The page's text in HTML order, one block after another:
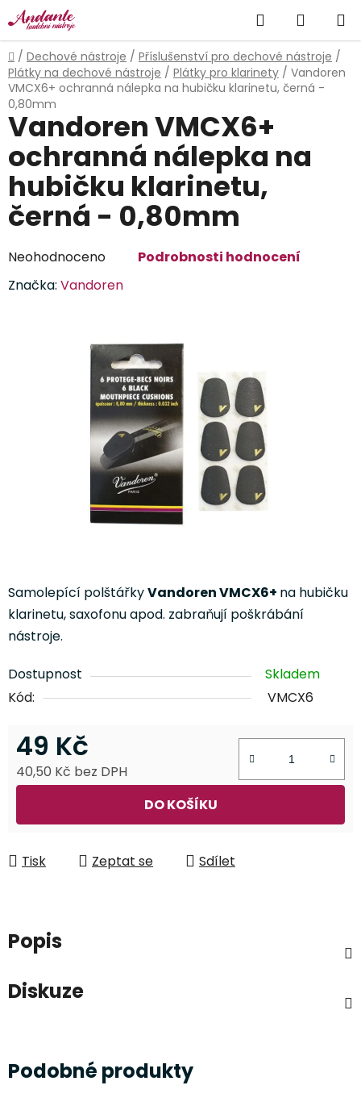
Přejít
na
obsah
Hledat
KOŠÍK
Domů
/ Dechové nástroje / Příslušenství pro dechové nástroje /
Plátky na dechové nástroje / Plátky pro klarinety / Vandoren
VMCX6+ ochranná nálepka na hubičku klarinetu, černá -
0,80mm
Samolepící polštářkyVandoren VMCX6+ na hubičku
klarinetu, saxofonu apod. zabraňují poškrábání
nástroje.
Dostupnost
Skladem
Kód:
VMCX6
49 Kč
40,50 Kč bez DPH
DO KOŠÍKU
Tisk Zeptat se Sdílet
Vandoren VMCX6+
ochranná nálepka na
hubičku klarinetu,
černá - 0,80mm
Průměrné
produktu
Neohodnoceno
Podrobnosti hodnocení
Značka: Vandoren
Popis
Diskuze
Podobné produkty